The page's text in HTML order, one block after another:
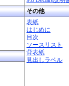
その他
表紙
はじめに
目次
ソースリスト
背表紙
見出しラベル